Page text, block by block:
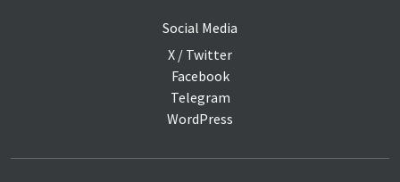
Social Media
X / Twitter
Facebook
Telegram
WordPress